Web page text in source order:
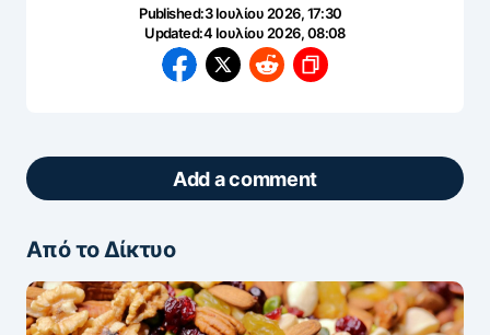
Published:3 Ιουλίου 2026, 17:30
Updated:4 Ιουλίου 2026, 08:08
Add a comment
ΖΩΝΤΑΝΆ ΣΧΌΛΙΑ
Πάρτε μέρος στη συζήτηση — το σχόλιό σας
ελέγχεται άμεσα από AI (Ελληνικά & Αγγλικά).
Από το Δίκτυο